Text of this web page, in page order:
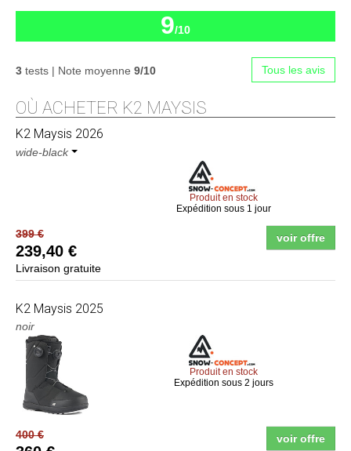
9/10
3 tests | Note moyenne 9/10 Tous les avis
OÙ ACHETER K2 MAYSIS
K2 Maysis 2026
wide-black
Produit en stock
Expédition sous 1 jour
399 €
239,40 €
Livraison gratuite
voir offre
K2 Maysis 2025
noir
Produit en stock
Expédition sous 2 jours
400 € voir offre